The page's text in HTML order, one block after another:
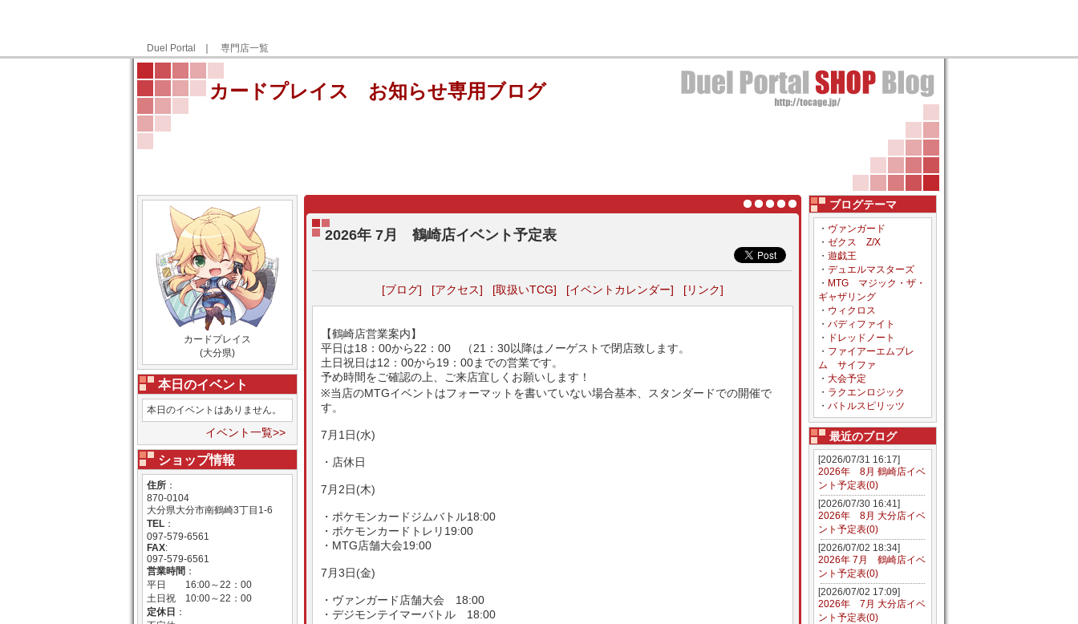
Duel Portal 専門店一覧
カードプレイス お知らせ専用ブログ
カードプレイス
(大分県)
本日のイベント
本日のイベントはありません。
イベント一覧>>
ショップ情報
住所 ：
870-0104
大分県大分市南鶴崎3丁目1-6
TEL ：
097-579-6561
FAX:
097-579-6561
営業時間 ：
平日 16:00～22：00
土日祝 10:00～22：00
定休日 ：
ブログテーマ
・ ヴァンガード
・ ゼクス Z/X
・ 遊戯王
・ デュエルマスターズ
・ MTG マジック・ザ・
ギャザリング
・ ウィクロス
・ バディファイト
・
ドレッドノート
・ ファイアーエムブレ
ム サイファ
・ 大会予定
・ ラクエンロジック
・ バトルスピリッツ
最近のブログ
[2026/07/31 16:17]
2026年 8月 鶴崎店イベ
ント予定表(0)
[2026/07/30 16:41]
2026年 8月 大分店イベ
ント予定表(0)
[2026/07/02 18:34]
2026年 7月 鶴崎店イベ
ント予定表(0)
[2026/07/02 17:09]
2026年 7月 大分店イベ
ント予定表(0)
2026年 7月 鶴崎店イベント予定表
[ブログ] [アクセス] [取扱いTCG] [イベントカレンダー] [リンク]
【鶴崎店営業案内】
平日は18：00から22：00 （21：30以降はノーゲストで閉店致します。
土日祝日は12：00から19：00までの営業です。
予め時間をご確認の上、ご来店宜しくお願いします！
※当店のMTGイベントはフォーマットを書いていない場合基本、スタンダードでの開催で
す。
7月1日(水)
・店休日
7月2日(木)
・ポケモンカードジムバトル18:00
・ポケモンカードトレリ19:00
・MTG店舗大会19:00
7月3日(金)
・ヴァンガード店舗大会 18:00
・デジモンテイマーバトル 18:00